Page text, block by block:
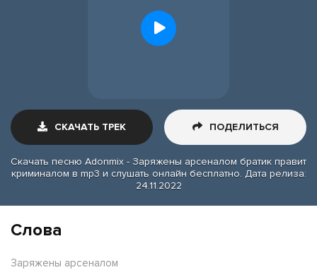
СКАЧАТЬ ТРЕК ПОДЕЛИТЬСЯ
Скачать песню Adonmix - Заряжены арсеналом братик правит
криминалом в mp3 и слушать онлайн бесплатно. Дата релиза:
24.11.2022
Слова
Заряжены арсеналом